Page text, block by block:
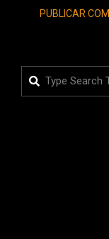
Search